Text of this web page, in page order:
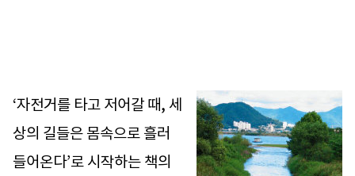
‘자전거를 타고 저어갈 때, 세
상의 길들은 몸속으로 흘러
들어온다’로 시작하는 책의